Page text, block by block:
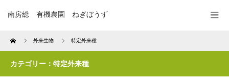
南房総 有機農園 ねぎぼうず
Home 外来生物 特定外来種
カテゴリー：特定外来種